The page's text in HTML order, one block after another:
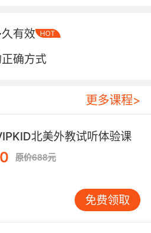
多更重要。 3-6岁：启蒙
趣 3-6岁注意力更稳定，
表达需求。方法得当，这
感觉。很多孩子不是学不
：听得懂一点点、敢开口
生活连起来。孩子喜欢恐
、动画做输入；孩子爱画
sky”“big sun”“draw a
，而是游戏的一部分，积
。 6-9岁：可以更系统，
稳 不少家庭从小学才开始
但要避免一上来就只抓拼
不听、只写不说”的路线，
有效 HOT
确方式
更多课程>
北美外教试听体验课
原价688元
免费领取